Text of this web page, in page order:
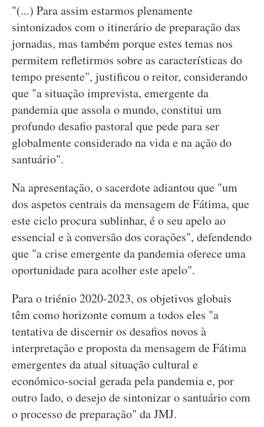
"(...) Para assim estarmos plenamente
sintonizados com o itinerário de preparação das
jornadas, mas também porque estes temas nos
permitem refletirmos sobre as características do
tempo presente", justificou o reitor, considerando
que "a situação imprevista, emergente da
pandemia que assola o mundo, constitui um
profundo desafio pastoral que pede para ser
globalmente considerado na vida e na ação do
santuário".
Na apresentação, o sacerdote adiantou que "um
dos aspetos centrais da mensagem de Fátima, que
este ciclo procura sublinhar, é o seu apelo ao
essencial e à conversão dos corações", defendendo
que "a crise emergente da pandemia oferece uma
oportunidade para acolher este apelo".
Para o triénio 2020-2023, os objetivos globais
têm como horizonte comum a todos eles "a
tentativa de discernir os desafios novos à
interpretação e proposta da mensagem de Fátima
emergentes da atual situação cultural e
económico-social gerada pela pandemia e, por
outro lado, o desejo de sintonizar o santuário com
o processo de preparação" da JMJ.